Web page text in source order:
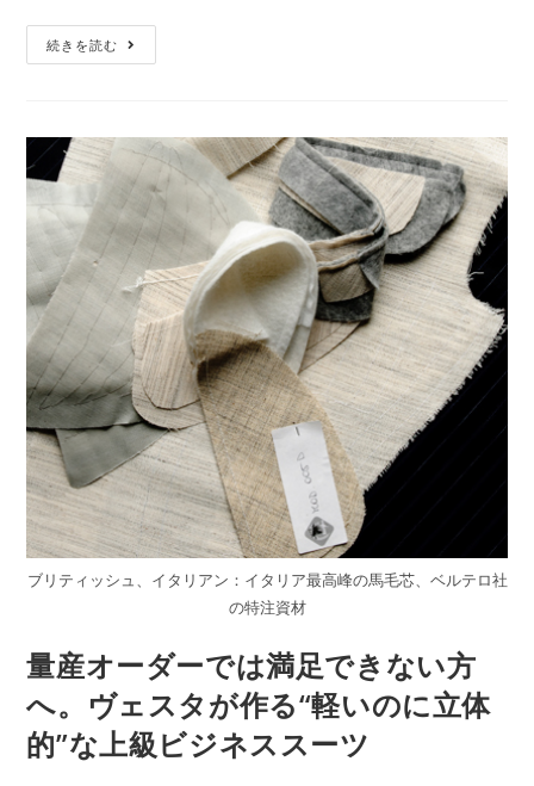
続きを読む
ブリティッシュ、イタリアン：イタリア最高峰の馬毛芯、ベルテロ社
の特注資材
量産オーダーでは満足できない方
へ。ヴェスタが作る“軽いのに立体
的”な上級ビジネススーツ